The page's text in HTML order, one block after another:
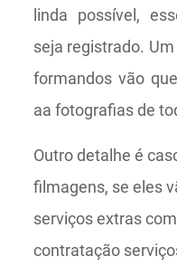
linda possível,
seja registrado.
formandos vão
aa fotografias de
Outro detalhe é
filmagens, se eles
serviços extras
contratação